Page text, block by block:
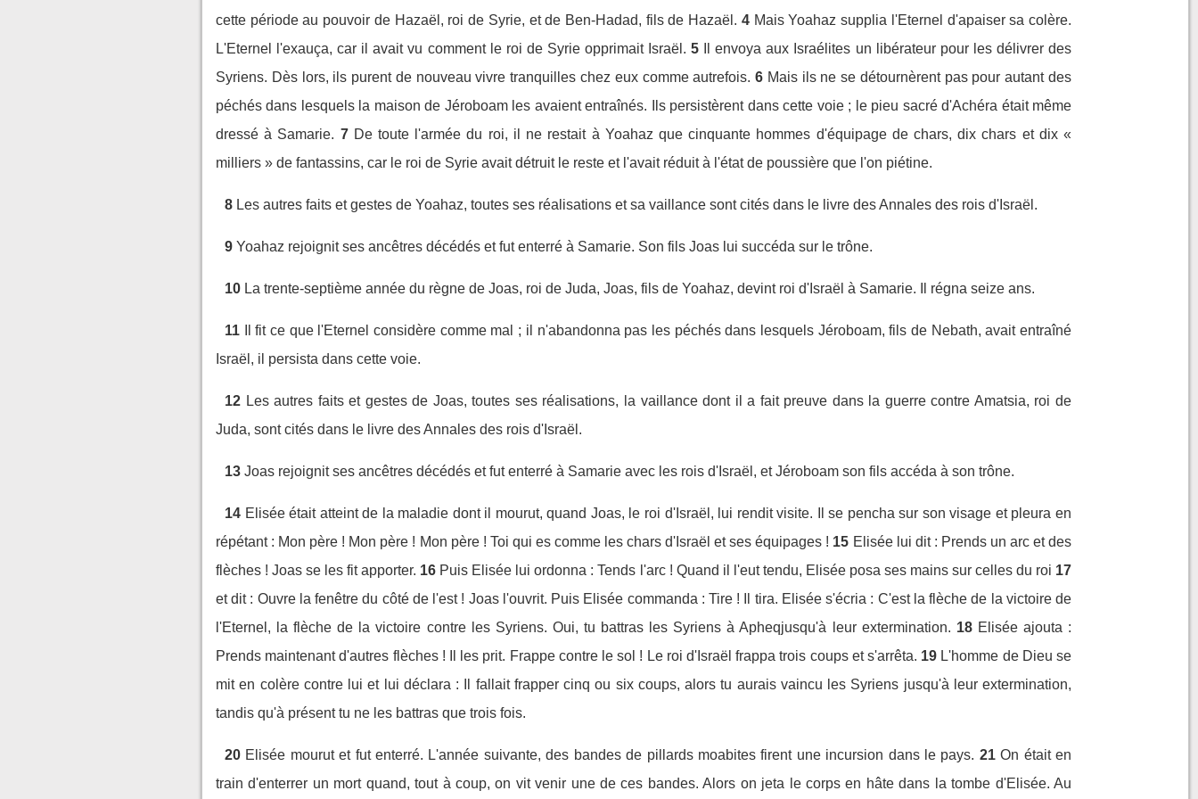
cette période au pouvoir de Hazaël, roi de Syrie, et de Ben-Hadad, fils de Hazaël. 4 Mais Yoahaz supplia l'Eternel d'apaiser sa colère.
L'Eternel l'exauça, car il avait vu comment le roi de Syrie opprimait Israël. 5
Il envoya aux Israélites un libérateur pour les délivrer des
Syriens. Dès lors, ils purent de nouveau vivre tranquilles chez eux comme autrefois. 6 Mais ils ne se détournèrent pas pour autant des
péchés dans lesquels la maison de Jéroboam les avaient entraînés. Ils persistèrent dans cette voie ; le pieu sacré d'Achéra était même
dressé à Samarie. 7 De toute l'armée du roi, il ne restait à Yoahaz que cinquante hommes d'équipage de chars, dix chars et dix «
milliers » de fantassins, car le roi de Syrie avait détruit le reste et l'avait réduit à l'état de poussière que l'on piétine.
8 Les autres faits et gestes de Yoahaz, toutes ses réalisations et sa vaillance sont cités dans le livre des Annales des rois d'Israël.
9 Yoahaz rejoignit ses ancêtres décédés et fut enterré à Samarie. Son fils Joas lui succéda sur le trône.
10 La trente-septième année du règne de Joas, roi de Juda, Joas, fils de Yoahaz, devint roi d'Israël à Samarie. Il régna seize ans.
11
Il fit ce que l'Eternel considère comme mal ; il n'abandonna pas les péchés dans lesquels Jéroboam, fils de Nebath, avait entraîné
Israël, il persista dans cette voie.
12 Les autres faits et gestes de Joas, toutes ses réalisations, la vaillance dont il a fait preuve dans la guerre contre Amatsia, roi de
Juda, sont cités dans le livre des Annales des rois d'Israël.
13 Joas rejoignit ses ancêtres décédés et fut enterré à Samarie avec les rois d'Israël, et Jéroboam son fils accéda à son trône.
14 Elisée était atteint de la maladie dont il mourut, quand Joas, le roi d'Israël, lui rendit visite. Il se pencha sur son visage et pleura en
répétant : Mon père ! Mon père ! Mon père ! Toi qui es comme les chars d'Israël et ses équipages ! 15 Elisée lui dit : Prends un arc et des
flèches ! Joas se les fit apporter. 16 Puis Elisée lui ordonna : Tends l'arc ! Quand il l'eut tendu, Elisée posa ses mains sur celles du roi 17
et dit : Ouvre la fenêtre du côté de l'est ! Joas l'ouvrit. Puis Elisée commanda : Tire ! Il tira. Elisée s'écria : C'est la flèche de la victoire de
l'Eternel, la flèche de la victoire contre les Syriens. Oui, tu battras les Syriens à Apheqjusqu'à leur extermination. 18 Elisée ajouta :
Prends maintenant d'autres flèches ! Il les prit. Frappe contre le sol ! Le roi d'Israël frappa trois coups et s'arrêta. 19 L'homme de Dieu se
mit en colère contre lui et lui déclara : Il fallait frapper cinq ou six coups, alors tu aurais vaincu les Syriens jusqu'à leur extermination,
tandis qu'à présent tu ne les battras que trois fois.
20 Elisée mourut et fut enterré. L'année suivante, des bandes de pillards moabites firent une incursion dans le pays. 21 On était en
train d'enterrer un mort quand, tout à coup, on vit venir une de ces bandes. Alors on jeta le corps en hâte dans la tombe d'Elisée. Au